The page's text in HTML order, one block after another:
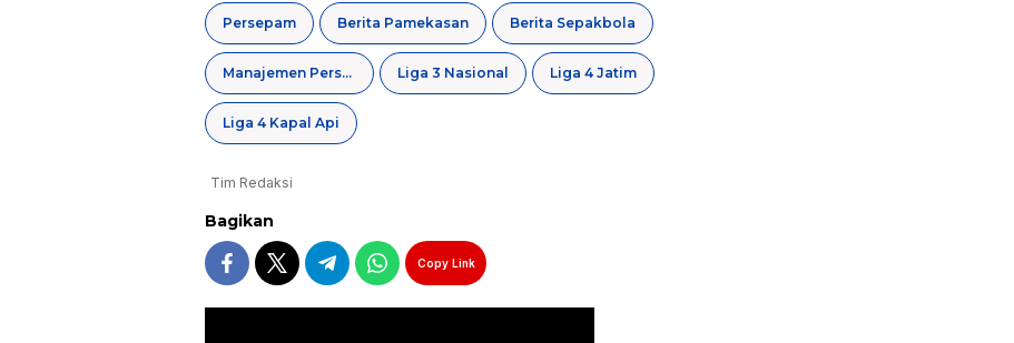
Persepam Berita Pamekasan Berita Sepakbola
Manajemen Persepam Liga 3 Nasional Liga 4 Jatim
Liga 4 Kapal Api
Tim Redaksi
Bagikan
Copy Link